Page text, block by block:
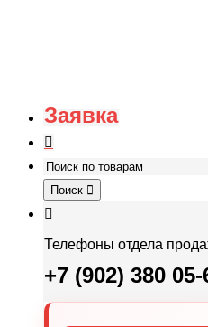
Заявка
Поиск
Телефоны отдела
+7 (902) 380 05-